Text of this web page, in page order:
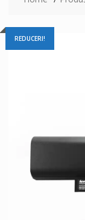
REDUCERI!